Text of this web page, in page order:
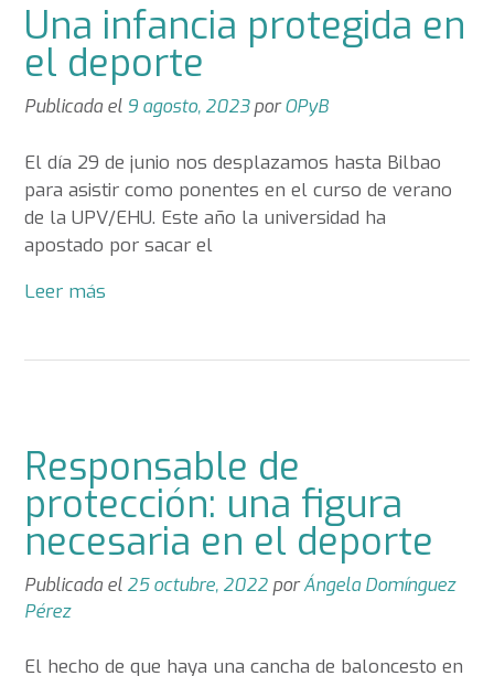
Una infancia protegida en
el deporte
Publicada el 9 agosto, 2023porOPyB
El día 29 de junio nos desplazamos hasta Bilbao
para asistir como ponentes en el curso de verano
de la UPV/EHU. Este año la universidad ha
apostado por sacar el
Leer más
Responsable de
protección: una figura
necesaria en el deporte
Publicada el 25 octubre, 2022 porÁngela Domínguez
Pérez
El hecho de que haya una cancha de baloncesto en